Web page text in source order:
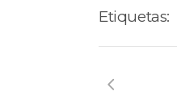
Etiquetas: